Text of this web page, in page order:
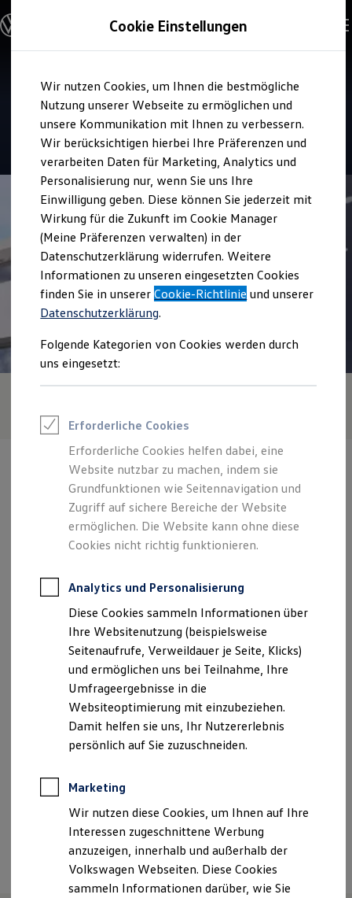
Hauptinhalt
springen
Footer
springen
Modelle und Konfigurator
Konfigurator
Modelle vergleichen
Elektroautos
ENERGY Sondermodelle
Nutzfahrzeuge
SUV und CUV
Familienautos
Kombis
Kompaktwagen
Sportwagen
Schnell verfügbare Fahrzeuge
Angebote und Produkte
Aktuelle Angebote
E-Auto-Förderung
Volkswagen Marktplatz
Die ENERGY Sondermodelle
Junge Gebrauchtwagen und Gebrauchtwagen
Volkswagen Zertifizierte Gebrauchtwagen
Elektromobilität bei Gebrauchtwagen
Saisonangebote
Reifenpakete
Leasing
Leasing-Angebote
Elektroauto Leasing
Kleinwagen-Leasing
Leasing ohne Anzahlung
Finanzierung
Autokredit mit Schlussrate
Versicherungen und Garantien
Kfz-Versicherung
Restschuldversicherungen
Garantien
Professional Class bei Volkswagen
Behörden
Direktkunden
Sonderfahrzeuge
Anpfiff zum Gewinn
Elektromobilität
Elektroautos
ID. Tutorials
Elektrofahrzeugkonzepte
ID. EVERY1
Reichweite
Rekuperation
Laden unterwegs
Laden Zuhause
Ladestationen finden
Ladezeitensimulator
Batterie
Sicherheit
Service
Autohaus Neu
4.7|196 Bewertungen
Verantwortlich für die Inhalte auf dieser Seite ist die Autohaus Neu
Impressum & Rechtliches
Zentrale
Beim Handweiser 1, 18311 Ribnitz-Damgarten
Info.rdg@autohaus-neu.com
+49 3821 87990
Montag-Freitag 07:00-18:00 Uhr
Samstag
08:00
Sonntag
Geschlossen
Ansprechpartner
Cookie Einstellungen
Wir nutzen Cookies, um Ihnen die bestmögliche
Nutzung unserer Webseite zu ermöglichen und
unsere Kommunikation mit Ihnen zu verbessern.
Wir berücksichtigen hierbei Ihre Präferenzen und
verarbeiten Daten für Marketing, Analytics und
Personalisierung nur, wenn Sie uns Ihre
Einwilligung geben. Diese können Sie jederzeit mit
Wirkung für die Zukunft im Cookie Manager
(Meine Präferenzen verwalten) in der
Datenschutzerklärung widerrufen. Weitere
Informationen zu unseren eingesetzten Cookies
finden Sie in unsererCookie-Richtlinie und unserer
Datenschutzerklärung.
Folgende Kategorien von Cookies werden durch
uns eingesetzt:
Erforderliche Cookies
Erforderliche Cookies helfen dabei, eine
Website nutzbar zu machen, indem sie
Grundfunktionen wie Seitennavigation und
Zugriff auf sichere Bereiche der Website
ermöglichen. Die Website kann ohne diese
Cookies nicht richtig funktionieren.
Analytics und Personalisierung
Diese Cookies sammeln Informationen über
Ihre Websitenutzung (beispielsweise
Seitenaufrufe, Verweildauer je Seite, Klicks)
und ermöglichen uns bei Teilnahme, Ihre
Umfrageergebnisse in die
Websiteoptimierung mit einzubeziehen.
Damit helfen sie uns, Ihr Nutzererlebnis
persönlich auf Sie zuzuschneiden.
Marketing
Wir nutzen diese Cookies, um Ihnen auf Ihre
Interessen zugeschnittene Werbung
anzuzeigen, innerhalb und außerhalb der
Volkswagen Webseiten. Diese Cookies
sammeln Informationen darüber, wie Sie